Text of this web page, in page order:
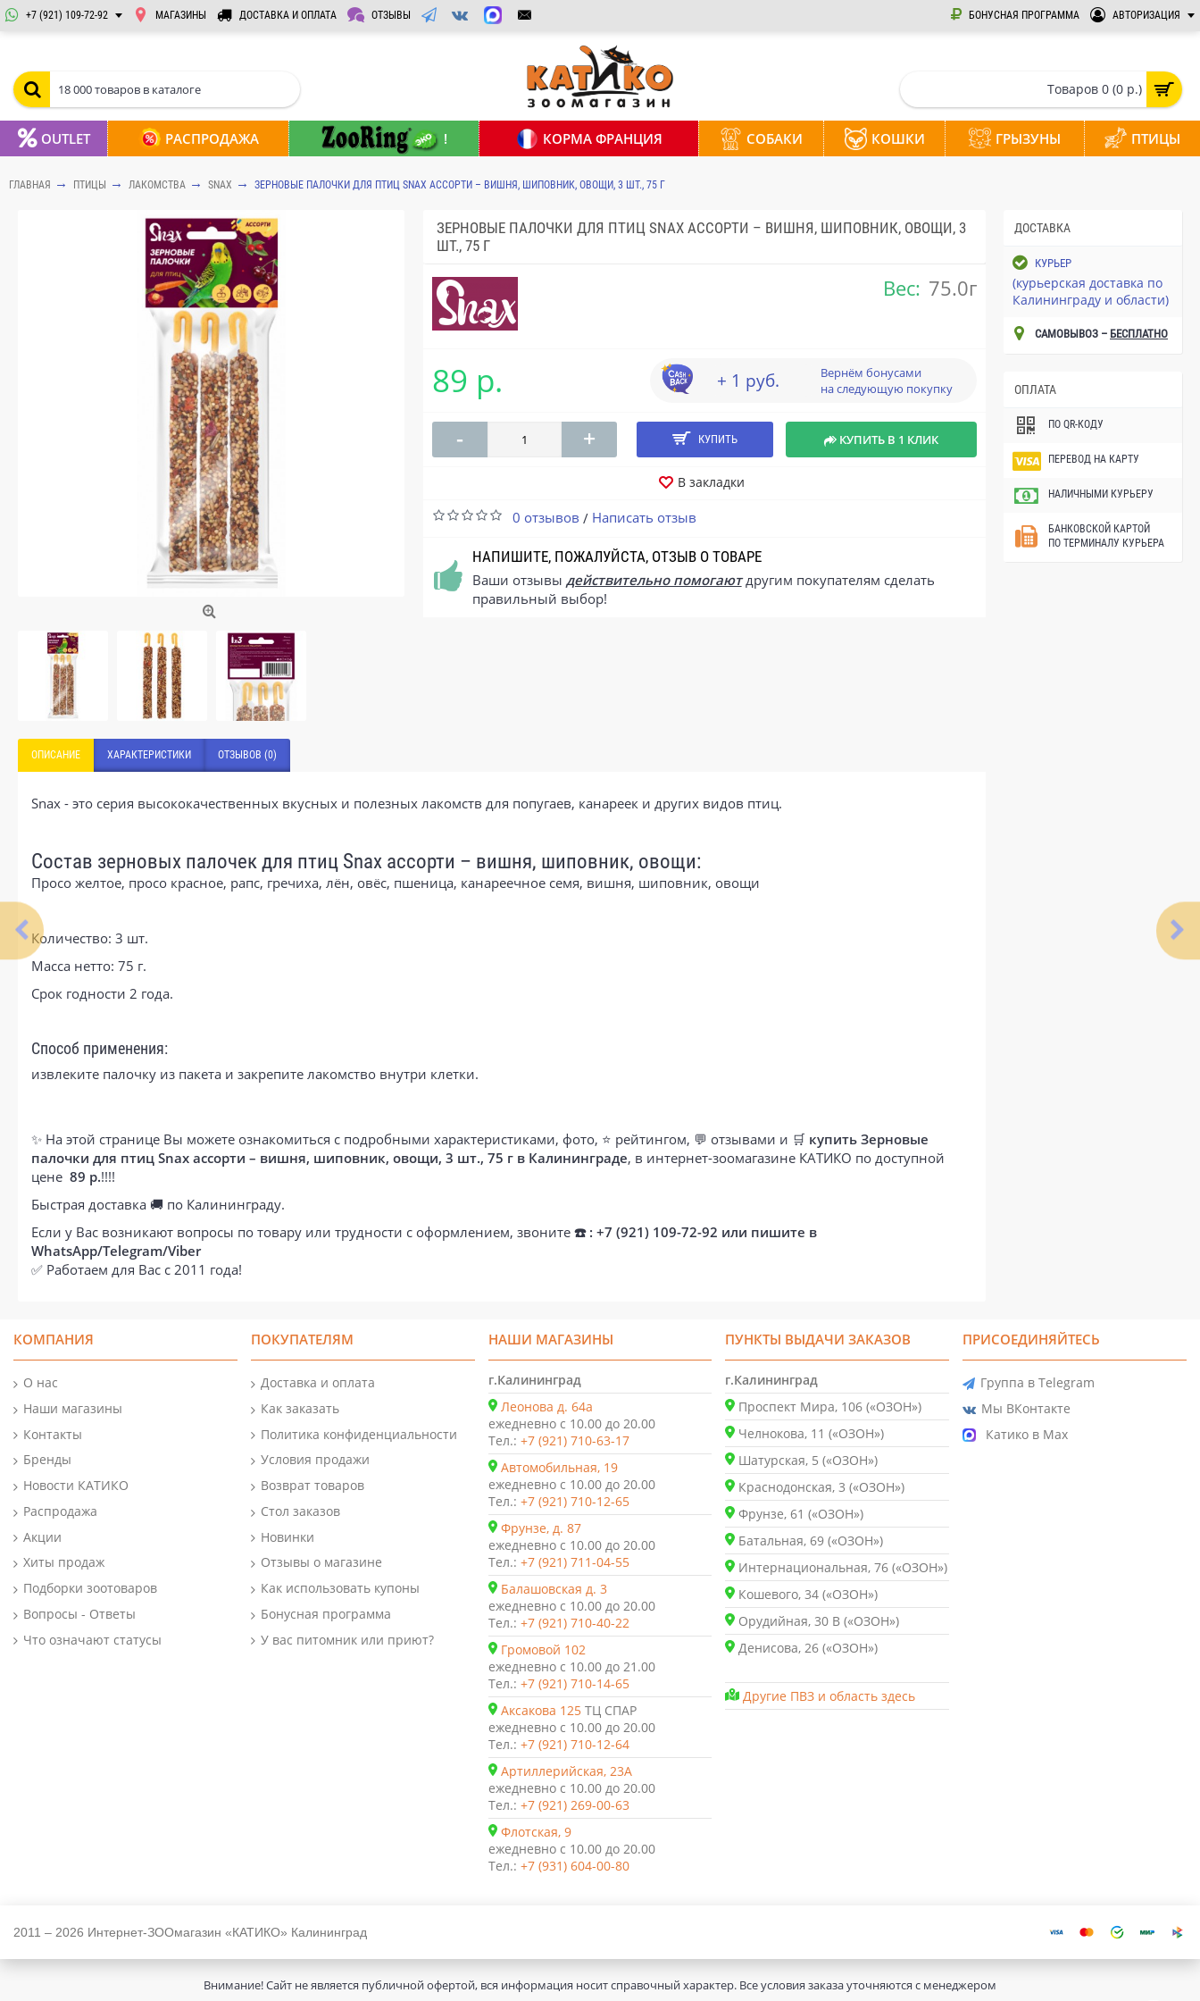
+7 (921) 109-72-92 МАГАЗИНЫ ДОСТАВКА И ОПЛАТА ОТЗЫВЫ БОНУСНАЯ ПРОГРАММА АВТОРИЗАЦИЯ
Товаров 0 (0 р.)
OUTLET РАСПРОДАЖА ! КОРМА ФРАНЦИЯ СОБАКИ КОШКИ ГРЫЗУНЫ ПТИЦЫ
ГЛАВНАЯ ПТИЦЫ ЛАКОМСТВА SNAX ЗЕРНОВЫЕ ПАЛОЧКИ ДЛЯ ПТИЦ SNAX АССОРТИ – ВИШНЯ, ШИПОВНИК, ОВОЩИ, 3 ШТ., 75 Г
ДОСТАВКА
КУРЬЕР
(курьерская доставка по
Калининграду и области)
САМОВЫВОЗ – БЕСПЛАТНО
ОПЛАТА
ПО QR-КОДУ
ПЕРЕВОД НА КАРТУ
НАЛИЧНЫМИ КУРЬЕРУ
БАНКОВСКОЙ КАРТОЙ
ПО ТЕРМИНАЛУ КУРЬЕРА
ЗЕРНОВЫЕ ПАЛОЧКИ ДЛЯ ПТИЦ SNAX АССОРТИ – ВИШНЯ, ШИПОВНИК, ОВОЩИ, 3
ШТ., 75 Г
Вес: 75.0г
89 р. + 1 руб.
Вернём бонусами
на следующую покупку
- + КУПИТЬ КУПИТЬ В 1 КЛИК
В закладки
0 отзывов / Написать отзыв
НАПИШИТЕ, ПОЖАЛУЙСТА, ОТЗЫВ О ТОВАРЕ
Ваши отзывы действительно помогаютдругим покупателям сделать
правильный выбор!
ОПИСАНИЕ ХАРАКТЕРИСТИКИ ОТЗЫВОВ (0)
Snax - это серия высококачественных вкусных и полезных лакомств для попугаев, канареек и других видов птиц.
Состав зерновых палочек для птиц Snax ассорти – вишня, шиповник, овощи:
Просо желтое, просо красное, рапс, гречиха, лён, овёс, пшеница, канареечное семя, вишня, шиповник, овощи
Количество: 3 шт.
Масса нетто: 75 г.
Срок годности 2 года.
Способ применения:
извлеките палочку из пакета и закрепите лакомство внутри клетки.
✨ На этой странице Вы можете ознакомиться с подробными характеристиками, фото, ⭐ рейтингом, 💬 отзывами и 🛒 купить Зерновые
палочки для птиц Snax ассорти – вишня, шиповник, овощи, 3 шт., 75 г в Калининграде, в интернет-зоомагазине КАТИКО по доступной
цене 89 р.!!!!
Быстрая доставка 🚚 по Калининграду.
Если у Вас возникают вопросы по товару или трудности с оформлением, звоните ☎️ : +7 (921) 109-72-92 или пишите в
WhatsApp/Telegram/Viber
✅ Работаем для Вас с 2011 года!
КОМПАНИЯ
О нас
Наши магазины
Контакты
Бренды
Новости КАТИКО
Распродажа
Акции
Хиты продаж
Подборки зоотоваров
Вопросы - Ответы
Что означают статусы
ПОКУПАТЕЛЯМ
Доставка и оплата
Как заказать
Политика конфиденциальности
Условия продажи
Возврат товаров
Стол заказов
Новинки
Отзывы о магазине
Как использовать купоны
Бонусная программа
У вас питомник или приют?
НАШИ МАГАЗИНЫ
г.Калининград
Леонова д. 64а
ежедневно с 10.00 до 20.00
Тел.: +7 (921) 710-63-17
Автомобильная, 19
ежедневно с 10.00 до 20.00
Тел.: +7 (921) 710-12-65
Фрунзе, д. 87
ежедневно с 10.00 до 20.00
Тел.: +7 (921) 711-04-55
Балашовская д. 3
ежедневно с 10.00 до 20.00
Тел.: +7 (921) 710-40-22
Громовой 102
ежедневно с 10.00 до 21.00
Тел.: +7 (921) 710-14-65
Аксакова 125 ТЦ СПАР
ежедневно с 10.00 до 20.00
Тел.: +7 (921) 710-12-64
Артиллерийская, 23А
ежедневно с 10.00 до 20.00
Тел.: +7 (921) 269-00-63
Флотская, 9
ежедневно с 10.00 до 20.00
Тел.: +7 (931) 604-00-80
ПУНКТЫ ВЫДАЧИ ЗАКАЗОВ
г.Калининград
Проспект Мира, 106 («ОЗОН»)
Челнокова, 11 («ОЗОН»)
Шатурская, 5 («ОЗОН»)
Краснодонская, 3 («ОЗОН»)
Фрунзе, 61 («ОЗОН»)
Батальная, 69 («ОЗОН»)
Интернациональная, 76 («ОЗОН»)
Кошевого, 34 («ОЗОН»)
Орудийная, 30 В («ОЗОН»)
Денисова, 26 («ОЗОН»)
Другие ПВЗ и область здесь
ПРИСОЕДИНЯЙТЕСЬ
Группа в Telegram
Мы ВКонтакте
Катико в Max
2011 – 2026 Интернет-ЗООмагазин «КАТИКО» Калининград
Внимание! Сайт не является публичной офертой, вся информация носит справочный характер. Все условия заказа уточняются с менеджером